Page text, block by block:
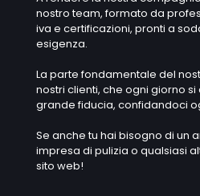
nostro team, formato da
iva e certificazioni, pronti a
esigenza.
La parte fondamentale del
nostri clienti, che ogni giorno
grande fiducia, confidandoci
Se anche tu hai bisogno di un
impresa di pulizia o qualsiasi
sito web!